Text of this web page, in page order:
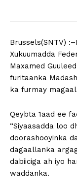
Brussels(SNTV)
Xukuumadda
Maxamed
furitaanka
ka furmay
Qeybta 1aad ee
“Siyaasadda loo
doorashooyinka
dagaallanka
dabiiciga ah iyo
waddanka.